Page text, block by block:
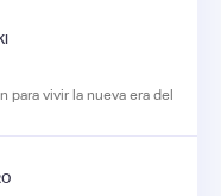
para vivir la nueva era del